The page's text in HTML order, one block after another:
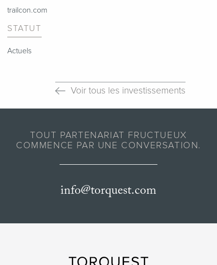
trailcon.com
STATUT
Actuels
Voir tous les investissements
TOUT PARTENARIAT FRUCTUEUX
COMMENCE PAR UNE CONVERSATION.
info@torquest.com